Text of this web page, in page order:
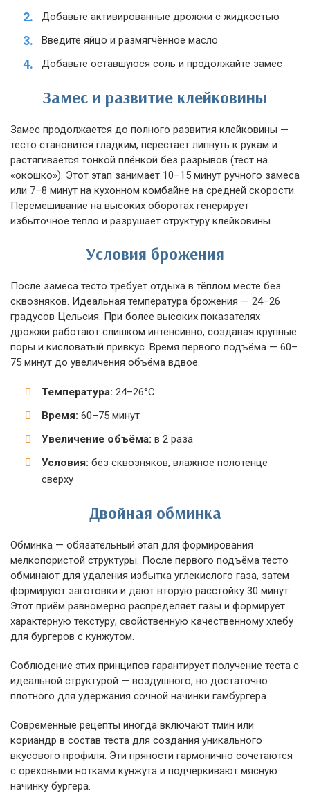
Добавьте активированные дрожжи с жидкостью
Введите яйцо и размягчённое масло
Добавьте оставшуюся соль и продолжайте замес
Замес и развитие клейковины
Замес продолжается до полного развития клейковины —
тесто становится гладким, перестаёт липнуть к рукам и
растягивается тонкой плёнкой без разрывов (тест на
«окошко»). Этот этап занимает 10–15 минут ручного замеса
или 7–8 минут на кухонном комбайне на средней скорости.
Перемешивание на высоких оборотах генерирует
избыточное тепло и разрушает структуру клейковины.
Условия брожения
После замеса тесто требует отдыха в тёплом месте без
сквозняков. Идеальная температура брожения — 24–26
градусов Цельсия. При более высоких показателях
дрожжи работают слишком интенсивно, создавая крупные
поры и кисловатый привкус. Время первого подъёма — 60–
75 минут до увеличения объёма вдвое.
Температура: 24–26°C
Время: 60–75 минут
Увеличение объёма: в 2 раза
Условия: без сквозняков, влажное полотенце
сверху
Двойная обминка
Обминка — обязательный этап для формирования
мелкопористой структуры. После первого подъёма тесто
обминают для удаления избытка углекислого газа, затем
формируют заготовки и дают вторую расстойку 30 минут.
Этот приём равномерно распределяет газы и формирует
характерную текстуру, свойственную качественному хлебу
для бургеров с кунжутом.
Соблюдение этих принципов гарантирует получение теста с
идеальной структурой — воздушного, но достаточно
плотного для удержания сочной начинки гамбургера.
Современные рецепты иногда включают тмин или
кориандр в состав теста для создания уникального
вкусового профиля. Эти пряности гармонично сочетаются
с ореховыми нотками кунжута и подчёркивают мясную
начинку бургера.